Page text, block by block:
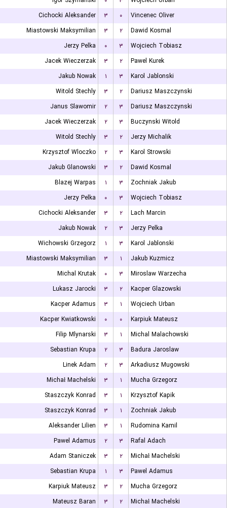
Cichocki Aleksander
۳ ۰
Vincenec Oliver
Miastowski Maksymilian
۳ ۲
Dawid Kosmal
Jerzy Pelka
۰ ۳
Wojciech Tobiasz
Jacek Wieczerzak
۳ ۲
Pawel Kurek
Jakub Nowak
۱ ۳
Karol Jablonski
Witold Stechly
۳ ۲
Dariusz Maszczynski
Janus Slawomir
۲ ۳
Dariusz Maszczynski
Jacek Wieczerzak
۲ ۳
Buczynski Witold
Witold Stechly
۳ ۲
Jerzy Michalik
Krzysztof Wloczko
۲ ۳
Karol Strowski
Jakub Glanowski
۳ ۲
Dawid Kosmal
Blazej Warpas
۱ ۳
Zochniak Jakub
Jerzy Pelka
۰ ۳
Wojciech Tobiasz
Cichocki Aleksander
۳ ۲
Lach Marcin
Jakub Nowak
۲ ۳
Jerzy Pelka
Wichowski Grzegorz
۱ ۳
Karol Jablonski
Miastowski Maksymilian
۳ ۱
Jakub Kuzmicz
Michal Krutak
۰ ۳
Miroslaw Warzecha
Lukasz Jarocki
۳ ۲
Kacper Glazowski
Kacper Adamus
۳ ۱
Wojciech Urban
Kacper Kwiatkowski
۰ ۰
Karpiuk Mateusz
Filip Mlynarski
۳ ۱
Michal Malachowski
Sebastian Krupa
۲ ۳
Badura Jaroslaw
Linek Adam
۲ ۳
Arkadiusz Mugowski
Michał Machelski
۳ ۱
Mucha Grzegorz
Staszczyk Konrad
۳ ۱
Krzysztof Kapik
Staszczyk Konrad
۳ ۱
Zochniak Jakub
Aleksander Lilien
۳ ۱
Rudomina Kamil
Pawel Adamus
۲ ۳
Rafal Adach
Adam Staniczek
۳ ۲
Michał Machelski
Sebastian Krupa
۱ ۳
Pawel Adamus
Karpiuk Mateusz
۳ ۲
Mucha Grzegorz
Mateusz Baran
۳ ۲
Michał Machelski